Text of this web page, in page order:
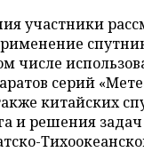
участники
числе
серий
китайских
и решения